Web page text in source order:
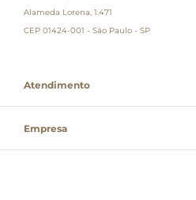
Alameda Lorena, 1.471
CEP 01424-001 - São Paulo - SP
Atendimento
Empresa